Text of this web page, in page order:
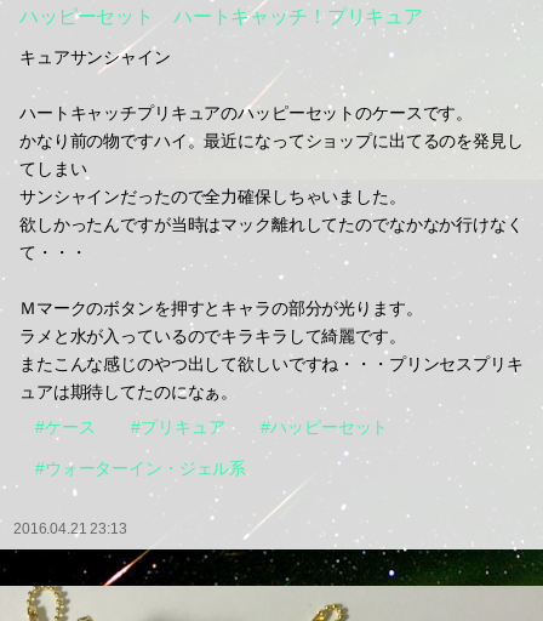
ハッピーセット ハートキャッチ！プリキュア
キュアサンシャイン
ハートキャッチプリキュアのハッピーセットのケースです。
かなり前の物ですハイ。最近になってショップに出てるのを発見し
てしまい
サンシャインだったので全力確保しちゃいました。
欲しかったんですが当時はマック離れしてたのでなかなか行けなく
て・・・
Ｍマークのボタンを押すとキャラの部分が光ります。
ラメと水が入っているのでキラキラして綺麗です。
またこんな感じのやつ出して欲しいですね・・・プリンセスプリキ
ュアは期待してたのになぁ。
#ケース
#プリキュア #ハッピーセット
#ウォーターイン・ジェル系
2016.04.21 23:13